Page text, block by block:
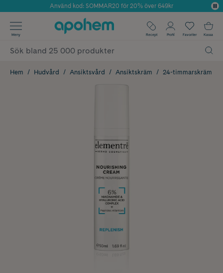
Årets Butik 2025 inom Skönhet
Använd kod: SOMMAR20 för 20% över 649kr
✓ Fri frakt
✓ Poäng på alla köp*
Meny Recept Profil Favoriter Kassa
Hem Hudvård Ansiktsvård Ansiktskräm 24-timmarskräm